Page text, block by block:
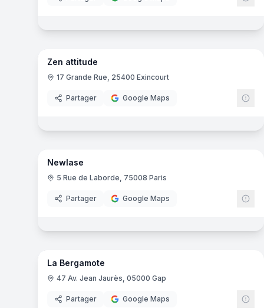
19
Zen attitude
17 Grande Rue, 25400 Exincourt
Partager Google Maps
9
Newlase
5 Rue de Laborde, 75008 Paris
Partager Google Maps
20
La Bergamote
47 Av. Jean Jaurès, 05000 Gap
Partager Google Maps